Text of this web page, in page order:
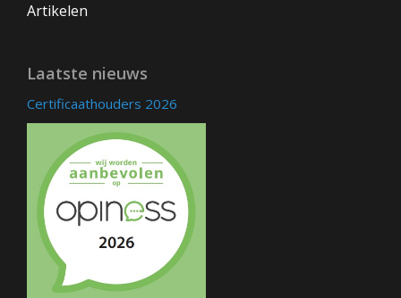
Artikelen
Laatste nieuws
Certificaathouders 2026